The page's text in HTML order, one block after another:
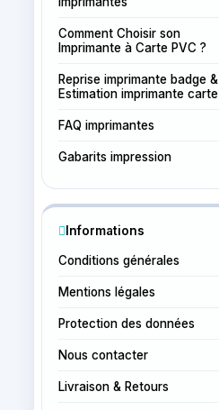
Comment Choisir son
Imprimante à Carte PVC ?
Reprise imprimante badge &
Estimation imprimante carte
FAQ imprimantes
Gabarits impression
Informations
Conditions générales
Mentions légales
Protection des données
Nous contacter
Livraison & Retours